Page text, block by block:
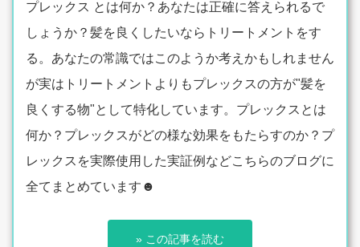
プレックス とは何か？あなたは正確に答えられるで
しょうか？髪を良くしたいならトリートメントをす
る。あなたの常識ではこのようか考えかもしれません
が実はトリートメントよりもプレックスの方が"髪を
良くする物"として特化しています。プレックスとは
何か？プレックスがどの様な効果をもたらすのか？プ
レックスを実際使用した実証例などこちらのブログに
全てまとめています☻
» この記事を読む